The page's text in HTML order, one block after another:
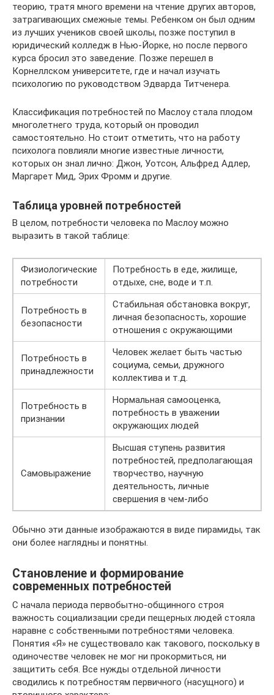
теорию, тратя много времени на чтение других авторов,
затрагивающих смежные темы. Ребенком он был одним
из лучших учеников своей школы, позже поступил в
юридический колледж в Нью-Йорке, но после первого
курса бросил это заведение. Позже перешел в
Корнеллском университете, где и начал изучать
психологию по руководством Эдварда Титченера.
Классификация потребностей по Маслоу стала плодом
многолетнего труда, который он проводил
самостоятельно. Но стоит отметить, что на работу
психолога повлияли многие известные личности,
которых он знал лично: Джон, Уотсон, Альфред Адлер,
Маргарет Мид, Эрих Фромм и другие.
Таблица уровней потребностей
В целом, потребности человека по Маслоу можно
выразить в такой таблице:
Физиологические
потребности
Потребность в еде, жилище,
отдыхе, сне, воде и т.п.
Потребность в
безопасности
Стабильная обстановка вокруг,
личная безопасность, хорошие
отношения с окружающими
Потребность в
принадлежности
Человек желает быть частью
социума, семьи, дружного
коллектива и т.д.
Потребность в
признании
Нормальная самооценка,
потребность в уважении
окружающих людей
Самовыражение
Высшая ступень развития
потребностей, предполагающая
творчество, научную
деятельность, личные
свершения в чем-либо
Обычно эти данные изображаются в виде пирамиды, так
они более наглядны и понятны.
Становление и формирование
современных потребностей
С начала периода первобытно-общинного строя
важность социализации среди пещерных людей стояла
наравне с собственными потребностями человека.
Понятия «Я» не существовало как такового, поскольку в
одиночестве человек не мог ни прокормиться, ни
защитить себя. Все нужды отдельной личности
сводились к потребностям первичного (насущного) и